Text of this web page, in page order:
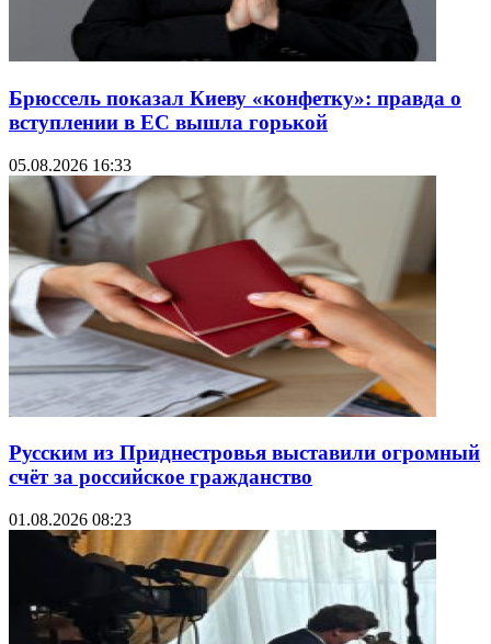
Брюссель показал Киеву «конфетку»: правда о
вступлении в ЕС вышла горькой
05.08.2026 16:33
Русским из Приднестровья выставили огромный
счёт за российское гражданство
01.08.2026 08:23